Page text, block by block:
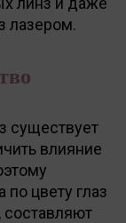
лазером.
существует
влияние
цвету глаз